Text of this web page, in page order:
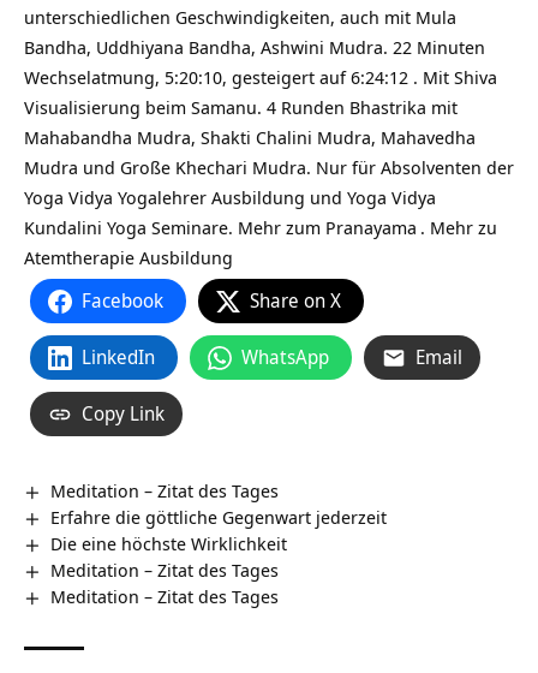
unterschiedlichen Geschwindigkeiten, auch mit Mula
Bandha, Uddhiyana Bandha, Ashwini Mudra. 22 Minuten
Wechselatmung, 5:20:10, gesteigert auf 6:24:12 . Mit Shiva
Visualisierung beim Samanu. 4 Runden Bhastrika mit
Mahabandha Mudra, Shakti Chalini Mudra, Mahavedha
Mudra und Große Khechari Mudra. Nur für Absolventen der
Yoga Vidya Yogalehrer Ausbildung und Yoga Vidya
Kundalini Yoga Seminare. Mehr zum Pranayama . Mehr zu
Atemtherapie Ausbildung
Facebook Share on X
LinkedIn WhatsApp Email
Copy Link
Meditation – Zitat des Tages
Erfahre die göttliche Gegenwart jederzeit
Die eine höchste Wirklichkeit
Meditation – Zitat des Tages
Meditation – Zitat des Tages